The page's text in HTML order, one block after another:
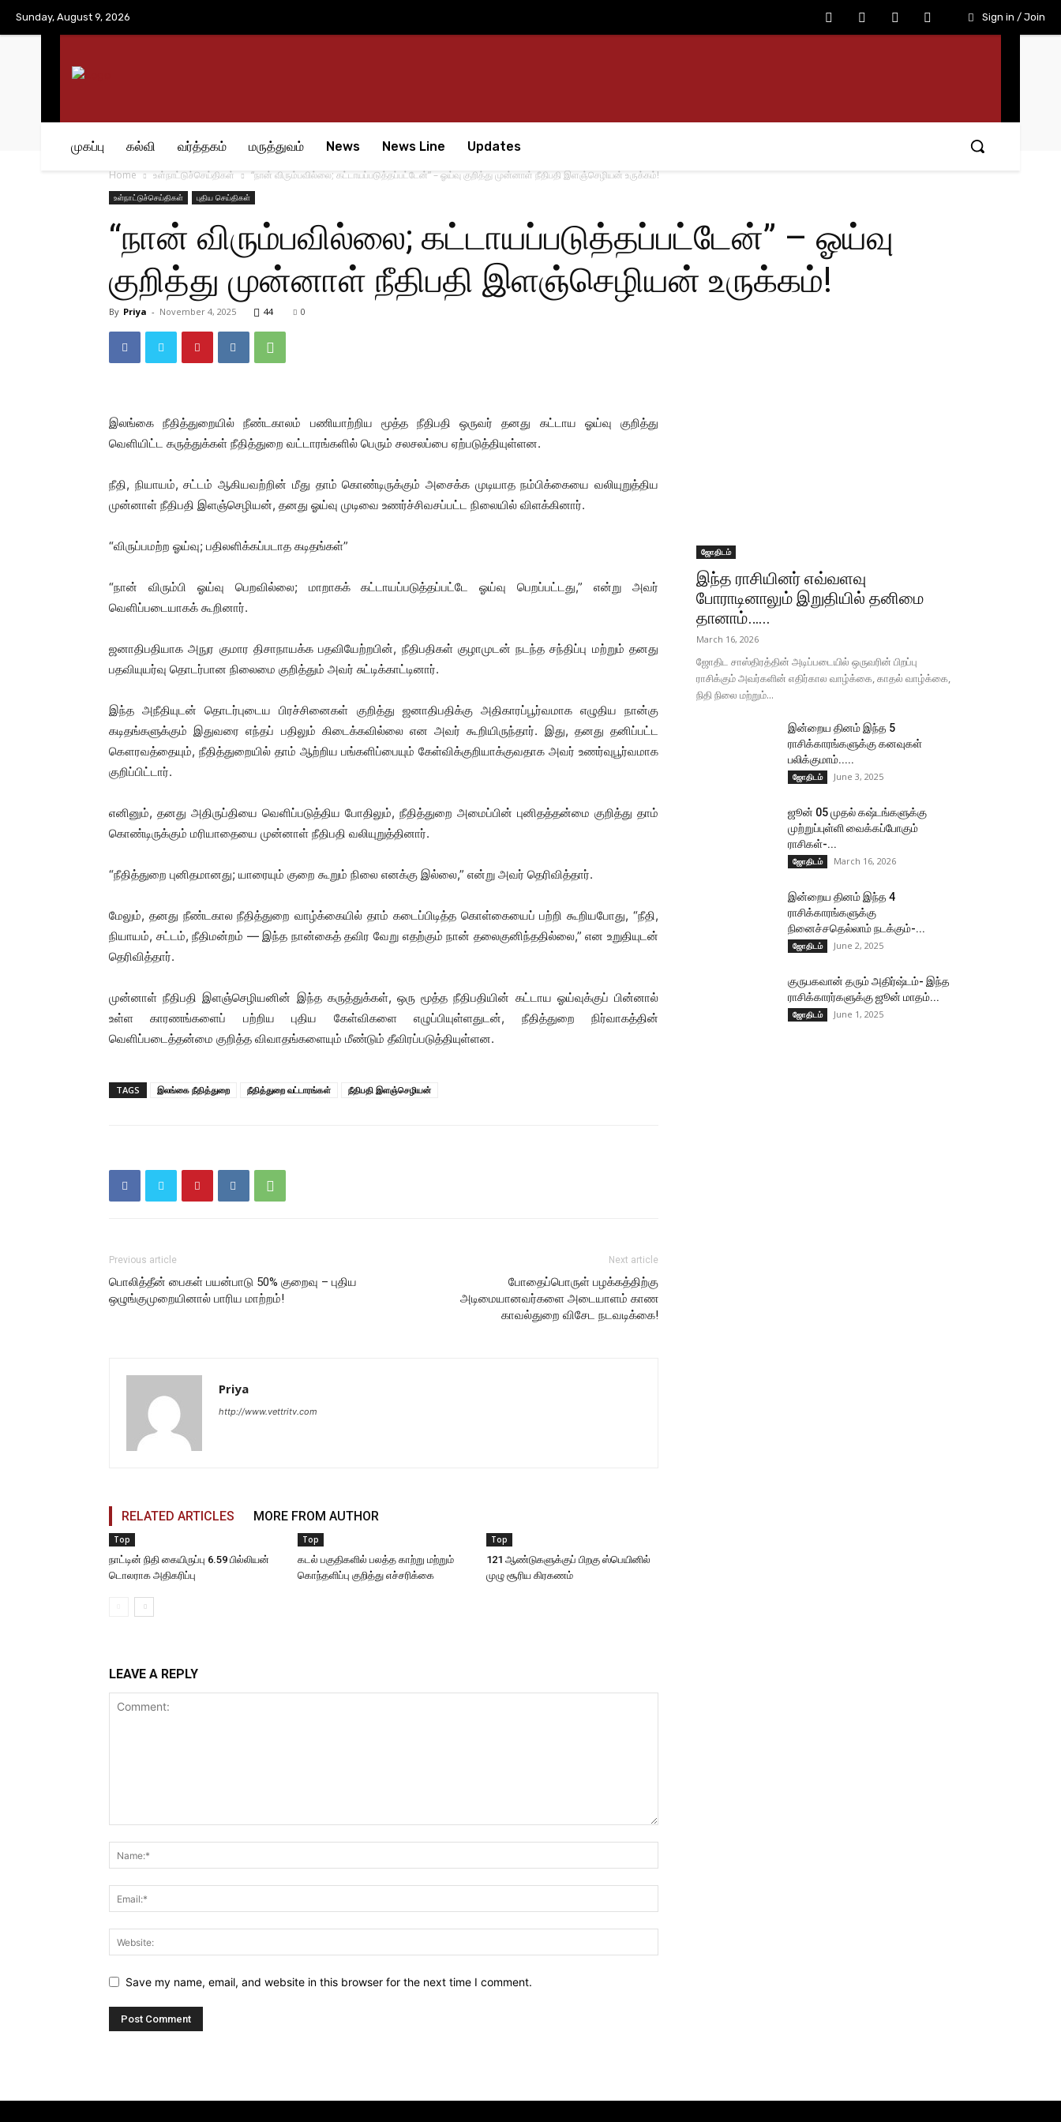
Sunday, August 9, 2026 Sign in / Join
முகப்பு கல்வி வர்த்தகம் மருத்துவம் News News Line Updates
Home உள்நாட்டுச்செய்திகள் “நான் விரும்பவில்லை; கட்டாயப்படுத்தப்பட்டேன்” – ஓய்வு குறித்து முன்னாள் நீதிபதி இளஞ்செழியன் உருக்கம்!
உள்நாட்டுச்செய்திகள் புதிய செய்திகள்
“நான் விரும்பவில்லை; கட்டாயப்படுத்தப்பட்டேன்” – ஓய்வு
குறித்து முன்னாள் நீதிபதி இளஞ்செழியன் உருக்கம்!
By Priya - November 4, 2025 44 0
இலங்கை நீதித்துறையில் நீண்டகாலம் பணியாற்றிய மூத்த நீதிபதி ஒருவர் தனது கட்டாய ஓய்வு குறித்து
வெளியிட்ட கருத்துக்கள் நீதித்துறை வட்டாரங்களில் பெரும் சலசலப்பை ஏற்படுத்தியுள்ளன.
நீதி, நியாயம், சட்டம் ஆகியவற்றின் மீது தாம் கொண்டிருக்கும் அசைக்க முடியாத நம்பிக்கையை வலியுறுத்திய
முன்னாள் நீதிபதி இளஞ்செழியன், தனது ஓய்வு முடிவை உணர்ச்சிவசப்பட்ட நிலையில் விளக்கினார்.
“விருப்பமற்ற ஓய்வு; பதிலளிக்கப்படாத கடிதங்கள்”
“நான் விரும்பி ஓய்வு பெறவில்லை; மாறாகக் கட்டாயப்படுத்தப்பட்டே ஓய்வு பெறப்பட்டது,” என்று அவர்
வெளிப்படையாகக் கூறினார்.
ஜனாதிபதியாக அநுர குமார திசாநாயக்க பதவியேற்றபின், நீதிபதிகள் குழாமுடன் நடந்த சந்திப்பு மற்றும் தனது
பதவியுயர்வு தொடர்பான நிலைமை குறித்தும் அவர் சுட்டிக்காட்டினார்.
இந்த அநீதியுடன் தொடர்புடைய பிரச்சினைகள் குறித்து ஜனாதிபதிக்கு அதிகாரப்பூர்வமாக எழுதிய நான்கு
கடிதங்களுக்கும் இதுவரை எந்தப் பதிலும் கிடைக்கவில்லை என அவர் கூறியிருந்தார். இது, தனது தனிப்பட்ட
கௌரவத்தையும், நீதித்துறையில் தாம் ஆற்றிய பங்களிப்பையும் கேள்விக்குறியாக்குவதாக அவர் உணர்வுபூர்வமாக
குறிப்பிட்டார்.
எனினும், தனது அதிருப்தியை வெளிப்படுத்திய போதிலும், நீதித்துறை அமைப்பின் புனிதத்தன்மை குறித்து தாம்
கொண்டிருக்கும் மரியாதையை முன்னாள் நீதிபதி வலியுறுத்தினார்.
“நீதித்துறை புனிதமானது; யாரையும் குறை கூறும் நிலை எனக்கு இல்லை,” என்று அவர் தெரிவித்தார்.
மேலும், தனது நீண்டகால நீதித்துறை வாழ்க்கையில் தாம் கடைப்பிடித்த கொள்கையைப் பற்றி கூறியபோது, “நீதி,
நியாயம், சட்டம், நீதிமன்றம் — இந்த நான்கைத் தவிர வேறு எதற்கும் நான் தலைகுனிந்ததில்லை,” என உறுதியுடன்
தெரிவித்தார்.
முன்னாள் நீதிபதி இளஞ்செழியனின் இந்த கருத்துக்கள், ஒரு மூத்த நீதிபதியின் கட்டாய ஓய்வுக்குப் பின்னால்
உள்ள காரணங்களைப் பற்றிய புதிய கேள்விகளை எழுப்பியுள்ளதுடன், நீதித்துறை நிர்வாகத்தின்
வெளிப்படைத்தன்மை குறித்த விவாதங்களையும் மீண்டும் தீவிரப்படுத்தியுள்ளன.
TAGS இலங்கை நீதித்துறை நீதித்துறை வட்டாரங்கள் நீதிபதி இளஞ்செழியன்
Previous article
பொலித்தீன் பைகள் பயன்பாடு 50% குறைவு – புதிய
ஒழுங்குமுறையினால் பாரிய மாற்றம்!
Next article
போதைப்பொருள் பழக்கத்திற்கு
அடிமையானவர்களை அடையாளம் காண
காவல்துறை விசேட நடவடிக்கை!
Priya
http://www.vettritv.com
RELATED ARTICLES MORE FROM AUTHOR
Top
நாட்டின் நிதி கையிருப்பு 6.59 பில்லியன்
டொலராக அதிகரிப்பு
Top
கடல் பகுதிகளில் பலத்த காற்று மற்றும்
கொந்தளிப்பு குறித்து எச்சரிக்கை
Top
121 ஆண்டுகளுக்குப் பிறகு ஸ்பெயினில்
முழு சூரிய கிரகணம்
LEAVE A REPLY
Save my name, email, and website in this browser for the next time I comment.
ஜோதிடம்
இந்த ராசியினர் எவ்வளவு
போராடினாலும் இறுதியில் தனிமை
தானாம்…...
March 16, 2026
ஜோதிட சாஸ்திரத்தின் அடிப்படையில் ஒருவரின் பிறப்பு
ராசிக்கும் அவர்களின் எதிர்கால வாழ்க்கை, காதல் வாழ்க்கை,
நிதி நிலை மற்றும்...
இன்றைய தினம் இந்த 5
ராசிக்காரங்களுக்கு கனவுகள்
பலிக்குமாம்.....
ஜோதிடம் June 3, 2025
ஜூன் 05 முதல் கஷ்டங்களுக்கு
முற்றுப்புள்ளி வைக்கப்போகும்
ராசிகள்-...
ஜோதிடம் March 16, 2026
இன்றைய தினம் இந்த 4
ராசிக்காரங்களுக்கு
நினைச்சதெல்லாம் நடக்கும்-...
ஜோதிடம் June 2, 2025
குருபகவான் தரும் அதிர்ஷ்டம்- இந்த
ராசிக்காரர்களுக்கு ஜூன் மாதம்...
ஜோதிடம் June 1, 2025